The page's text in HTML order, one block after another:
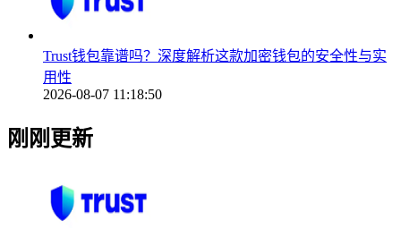
Trust钱包靠谱吗？深度解析这款加密钱包的安全性与实
用性
2026-08-07 11:18:50
刚刚更新